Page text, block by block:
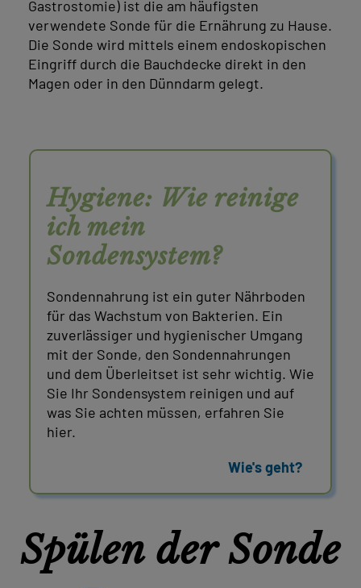
Gastrostomie) ist die am häufigsten
verwendete Sonde für die Ernährung zu Hause.
Die Sonde wird mittels einem endoskopischen
Eingriff durch die Bauchdecke direkt in den
Magen oder in den Dünndarm gelegt.
Hygiene: Wie reinige
ich mein
Sondensystem?
Sondennahrung ist ein guter Nährboden
für das Wachstum von Bakterien. Ein
zuverlässiger und hygienischer Umgang
mit der Sonde, den Sondennahrungen
und dem Überleitset ist sehr wichtig. Wie
Sie Ihr Sondensystem reinigen und auf
was Sie achten müssen, erfahren Sie
hier.
Wie's geht?
Spülen der Sonde